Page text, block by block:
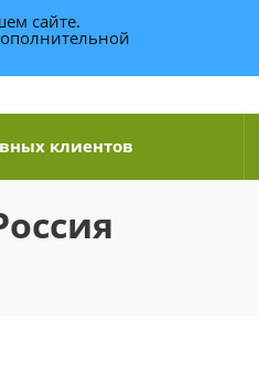
+7 (989) 95-14-014
клиентов
сайте.